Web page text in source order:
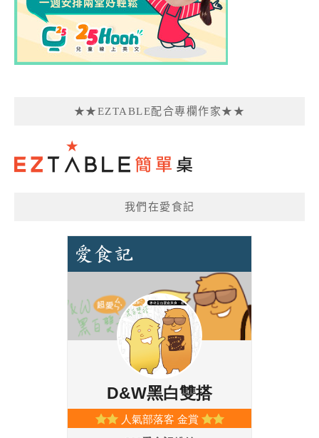
★★EZTABLE配合專欄作家★★
我們在愛食記